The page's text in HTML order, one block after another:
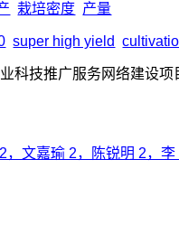
栽培密度 产量
super high yield
科技推广服务网络建设
，文嘉瑜 2，陈锐明 2，